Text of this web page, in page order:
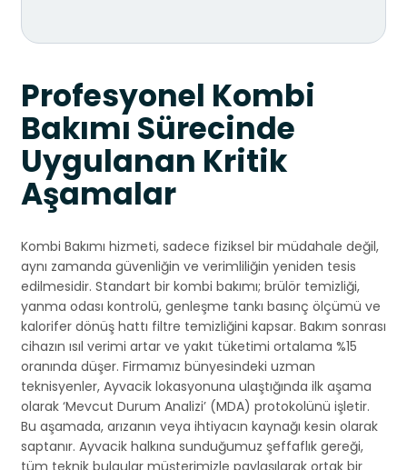
Profesyonel Kombi
Bakımı Sürecinde
Uygulanan Kritik
Aşamalar
Kombi Bakımı hizmeti, sadece fiziksel bir müdahale değil,
aynı zamanda güvenliğin ve verimliliğin yeniden tesis
edilmesidir. Standart bir kombi bakımı; brülör temizliği,
yanma odası kontrolü, genleşme tankı basınç ölçümü ve
kalorifer dönüş hattı filtre temizliğini kapsar. Bakım sonrası
cihazın ısıl verimi artar ve yakıt tüketimi ortalama %15
oranında düşer. Firmamız bünyesindeki uzman
teknisyenler, Ayvacik lokasyonuna ulaştığında ilk aşama
olarak ‘Mevcut Durum Analizi’ (MDA) protokolünü işletir.
Bu aşamada, arızanın veya ihtiyacın kaynağı kesin olarak
saptanır. Ayvacik halkına sunduğumuz şeffaflık gereği,
tüm teknik bulgular müşterimizle paylaşılarak ortak bir